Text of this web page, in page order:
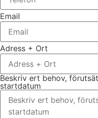
Email
Adress + Ort
Beskriv ert behov,
startdatum